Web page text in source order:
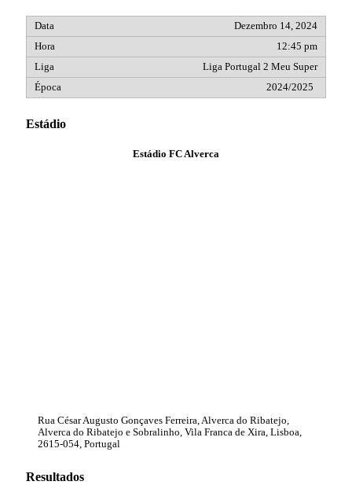
Dezembro 14, 2024
12:45 pm
Liga Portugal 2 Meu Super
2024/2025
Estádio
Estádio FC Alverca
Rua César Augusto Gonçaves Ferreira, Alverca do Ribatejo,
Alverca do Ribatejo e Sobralinho, Vila Franca de Xira, Lisboa,
2615-054, Portugal
Resultados